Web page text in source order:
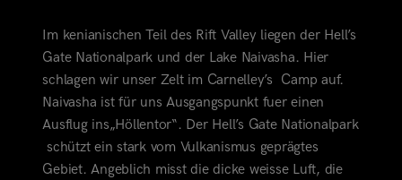
Im kenianischen Teil des Rift Valley liegen der Hell’s
Gate Nationalpark und der Lake Naivasha. Hier
schlagen wir unser Zelt im Carnelley’s Camp auf.
Naivasha ist für uns Ausgangspunkt fuer einen
Ausflug ins„Höllentor“. Der Hell’s Gate Nationalpark
schützt ein stark vom Vulkanismus geprägtes
Gebiet. Angeblich misst die dicke weisse Luft, die